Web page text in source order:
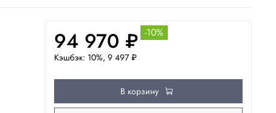
Кэшбэк: 10%, 9 497 ₽
94 970 ₽ -10%
В корзину